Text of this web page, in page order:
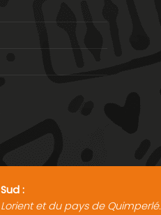
:
et du pays de Quimperlé.